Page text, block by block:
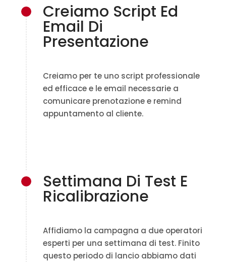
Creiamo Script Ed
Email Di
Presentazione
Creiamo per te uno script professionale
ed efficace e le email necessarie a
comunicare prenotazione e remind
appuntamento al cliente.
Settimana Di Test E
Ricalibrazione
Affidiamo la campagna a due operatori
esperti per una settimana di test. Finito
questo periodo di lancio abbiamo dati